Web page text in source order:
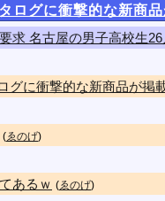
ログに衝撃的な新商
求 名古屋の男子高校生26
グに衝撃的な新商品が掲
(ゑのげ)
あるｗ (ゑのげ)